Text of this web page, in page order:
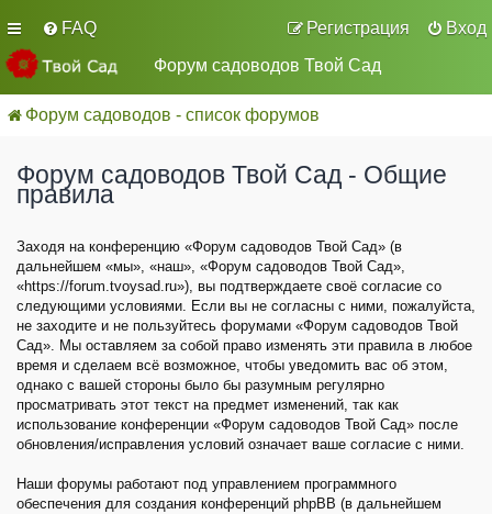
FAQ Вход
Регистрация
Форум садоводов Твой Сад
Форум садоводов - список форумов
Форум садоводов Твой Сад - Общие
правила
Заходя на конференцию «Форум садоводов Твой Сад» (в
дальнейшем «мы», «наш», «Форум садоводов Твой Сад»,
«https://forum.tvoysad.ru»), вы подтверждаете своё согласие со
следующими условиями. Если вы не согласны с ними, пожалуйста,
не заходите и не пользуйтесь форумами «Форум садоводов Твой
Сад». Мы оставляем за собой право изменять эти правила в любое
время и сделаем всё возможное, чтобы уведомить вас об этом,
однако с вашей стороны было бы разумным регулярно
просматривать этот текст на предмет изменений, так как
использование конференции «Форум садоводов Твой Сад» после
обновления/исправления условий означает ваше согласие с ними.
Наши форумы работают под управлением программного
обеспечения для создания конференций phpBB (в дальнейшем